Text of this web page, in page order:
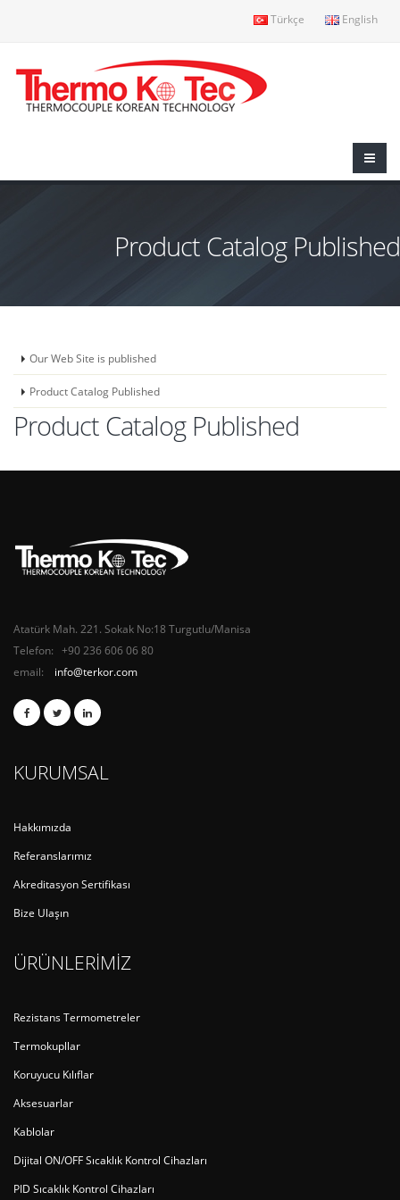
Türkçe English
Product Catalog Published
Our Web Site is published
Product Catalog Published
Product Catalog Published
Atatürk Mah. 221. Sokak No:18 Turgutlu/Manisa
Telefon: +90 236 606 06 80
email: info@terkor.com
KURUMSAL
Hakkımızda
Referanslarımız
Akreditasyon Sertifikası
Bize Ulaşın
ÜRÜNLERİMİZ
Rezistans Termometreler
Termokupllar
Koruyucu Kılıflar
Aksesuarlar
Kablolar
Dijital ON/OFF Sıcaklık Kontrol Cihazları
PID Sıcaklık Kontrol Cihazları